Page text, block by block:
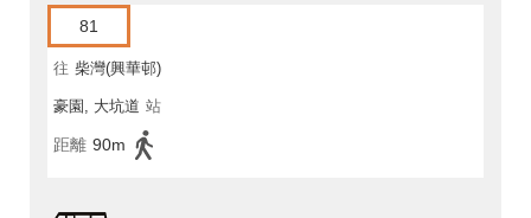
81
往 柴灣(興華邨)
豪園, 大坑道 站
距離 90m